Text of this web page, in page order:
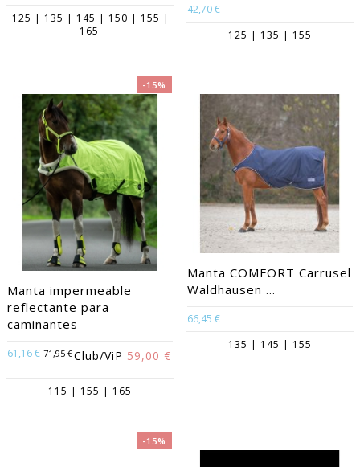
125 | 135 | 145 | 150 | 155 |
165
42,70 €
125 | 135 | 155
-15%
Manta impermeable
reflectante para
caminantes
61,16 € 71,95 €Club/ViP 59,00 €
115 | 155 | 165
Manta COMFORT Carrusel
Waldhausen ...
66,45 €
135 | 145 | 155
-15%